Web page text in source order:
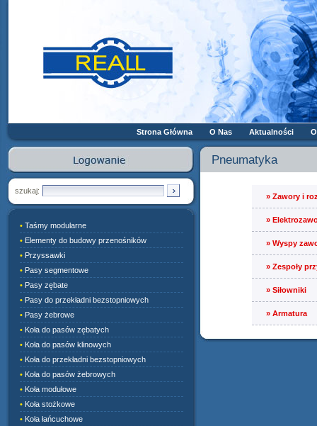
Aktualności
O Nas
Strona Główna
szukaj:
• Taśmy modularne
• Elementy do budowy przenośników
• Przyssawki
• Pasy segmentowe
• Pasy zębate
• Pasy do przekładni bezstopniowych
• Pasy żebrowe
• Koła do pasów zębatych
• Koła do pasów klinowych
• Koła do przekładni bezstopniowych
• Koła do pasów żebrowych
• Koła modułowe
• Koła stożkowe
• Koła łańcuchowe
Pneumatyka
» Zawory i
»
» Wyspy
» Zespoły
» Siłowniki
» Armatura